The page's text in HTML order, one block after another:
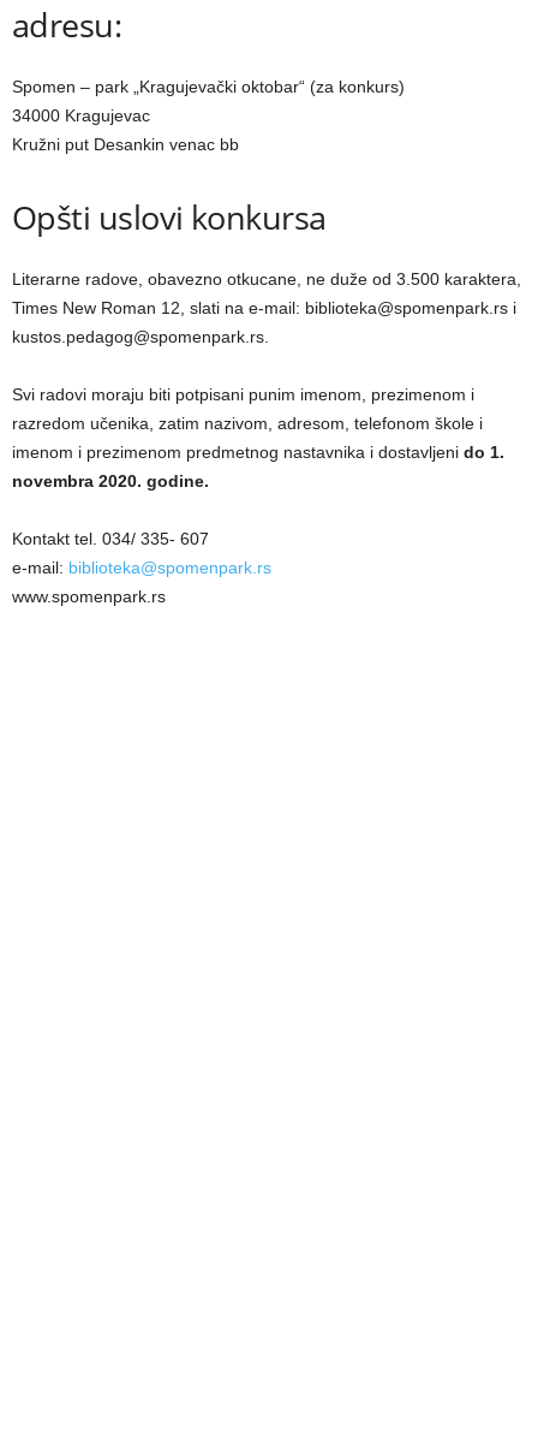
adresu:
Spomen – park „Kragujevački oktobar“ (za konkurs)
34000 Kragujevac
Kružni put Desankin venac bb
Opšti uslovi konkursa
Literarne radove, obavezno otkucane, ne duže od 3.500 karaktera,
Times New Roman 12, slati na e-mail: biblioteka@spomenpark.rs i
kustos.pedagog@spomenpark.rs.
Svi radovi moraju biti potpisani punim imenom, prezimenom i
razredom učenika, zatim nazivom, adresom, telefonom škole i
imenom i prezimenom predmetnog nastavnika i dostavlјeni do 1.
novembra 2020. godine.
Kontakt tel. 034/ 335- 607
e-mail: biblioteka@spomenpark.rs
www.spomenpark.rs